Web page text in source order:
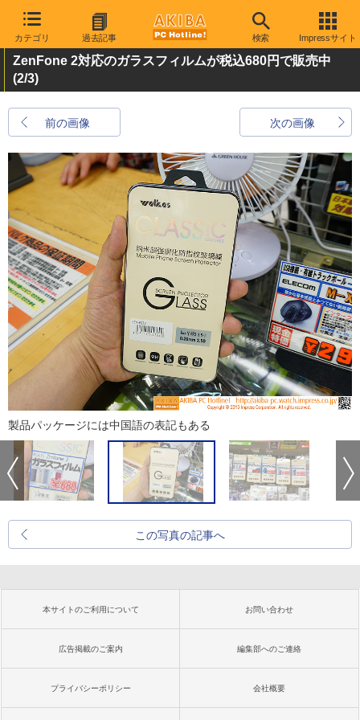
カテゴリ 過去記事 検索 Impressサイト
ZenFone 2対応のガラスフィルムが税込680円で販売中
(2/3)
前の画像 次の画像
製品パッケージには中国語の表記もある
この写真の記事へ
本サイトのご利用について お問い合わせ
広告掲載のご案内 編集部へのご連絡
プライバシーポリシー 会社概要